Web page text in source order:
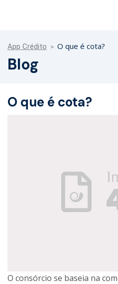
App Crédito O que é cota?
Blog
O que é cota?
O consórcio se baseia na